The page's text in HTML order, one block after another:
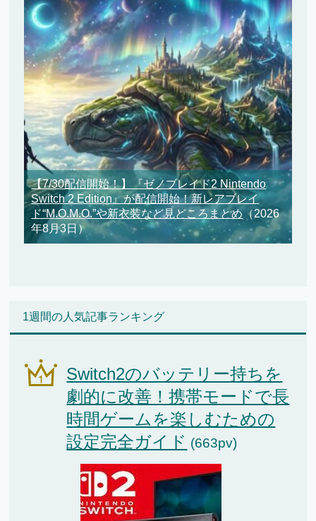
【7/30配信開始！】『ゼノブレイド2 Nintendo
Switch 2 Edition』が配信開始！新レアブレイ
ド“M.O.M.O.”や新衣装など見どころまとめ（2026
年8月3日）
1週間の人気記事ランキング
Switch2のバッテリー持ちを
劇的に改善！携帯モードで長
時間ゲームを楽しむための
設定完全ガイド (663pv)